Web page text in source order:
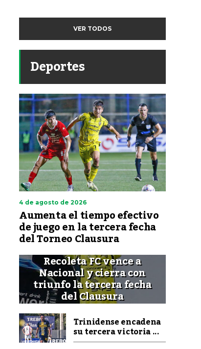
VER TODOS
Deportes
4 de agosto de 2026
Aumenta el tiempo efectivo
de juego en la tercera fecha
del Torneo Clausura
Recoleta FC vence a
Nacional y cierra con
triunfo la tercera fecha
del Clausura
Trinidense encadena
su tercera victoria ...